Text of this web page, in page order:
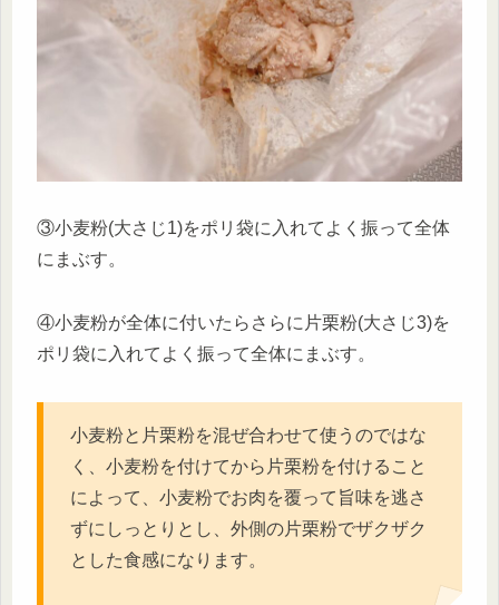
③小麦粉(大さじ1)をポリ袋に入れてよく振って全体
にまぶす。
④小麦粉が全体に付いたらさらに片栗粉(大さじ3)を
ポリ袋に入れてよく振って全体にまぶす。
小麦粉と片栗粉を混ぜ合わせて使うのではな
く、小麦粉を付けてから片栗粉を付けること
によって、小麦粉でお肉を覆って旨味を逃さ
ずにしっとりとし、外側の片栗粉でザクザク
とした食感になります。